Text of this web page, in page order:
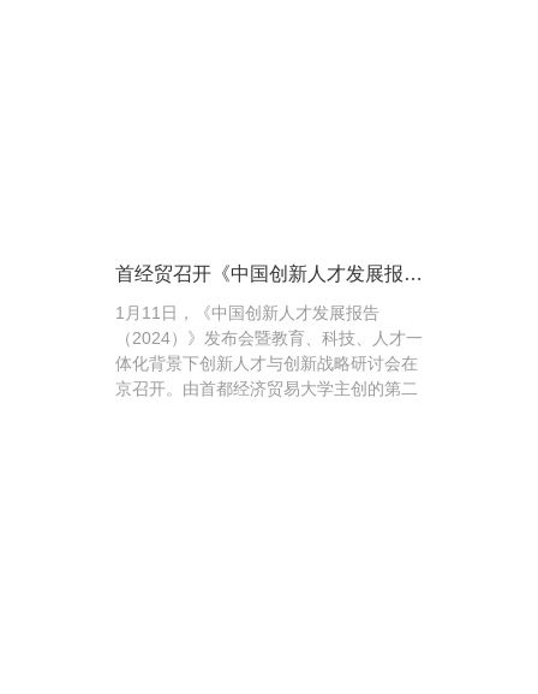
首经贸召开《中国创新人才发展报告
（2024）》发布会暨教育、科技、
人才一体化背景下的创新人才与创新
战略研讨会
1月11日，《中国创新人才发展报告
（2024）》发布会暨教育、科技、人才一
体化背景下创新人才与创新战略研讨会在
京召开。由首都经济贸易大学主创的第二